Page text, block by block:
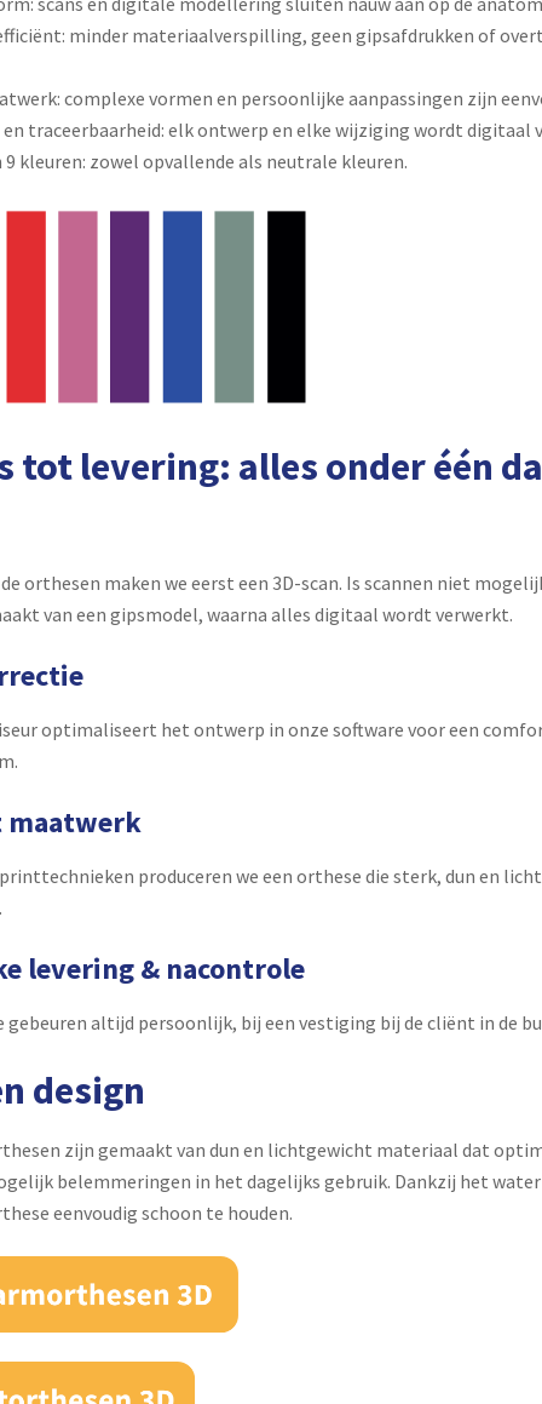
minder materiaalverspilling, geen gipsafdrukken of
complexe vormen en persoonlijke aanpassingen zijn
traceerbaarheid: elk ontwerp en elke wijziging wordt digitaal
kleuren: zowel opvallende als neutrale kleuren.
tot levering: alles onder één
orthesen maken we eerst een 3D-scan. Is scannen niet
van een gipsmodel, waarna alles digitaal wordt verwerkt.
optimaliseert het ontwerp in onze software voor een
maatwerk
produceren we een orthese die sterk, dun en
levering & nacontrole
gebeuren altijd persoonlijk, bij een vestiging bij de cliënt in de
design
zijn gemaakt van dun en lichtgewicht materiaal dat
belemmeringen in het dagelijks gebruik. Dankzij het
eenvoudig schoon te houden.